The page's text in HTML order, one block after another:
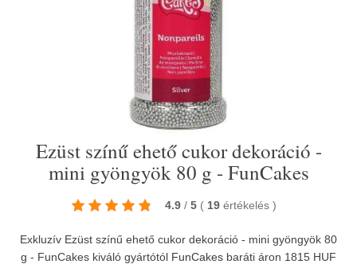
Ezüst színű ehető cukor dekoráció -
mini gyöngyök 80 g - FunCakes
4.9 / 5 ( 19 értékelés )
Exkluzív Ezüst színű ehető cukor dekoráció - mini gyöngyök 80
g - FunCakes kiváló gyártótól FunCakes baráti áron 1815 HUF